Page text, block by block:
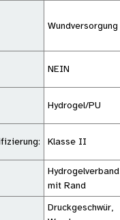
Wundversorgung
NEIN
Hydrogel/PU
Klasse II
Hydrogelverband
mit Rand
Druckgeschwür,